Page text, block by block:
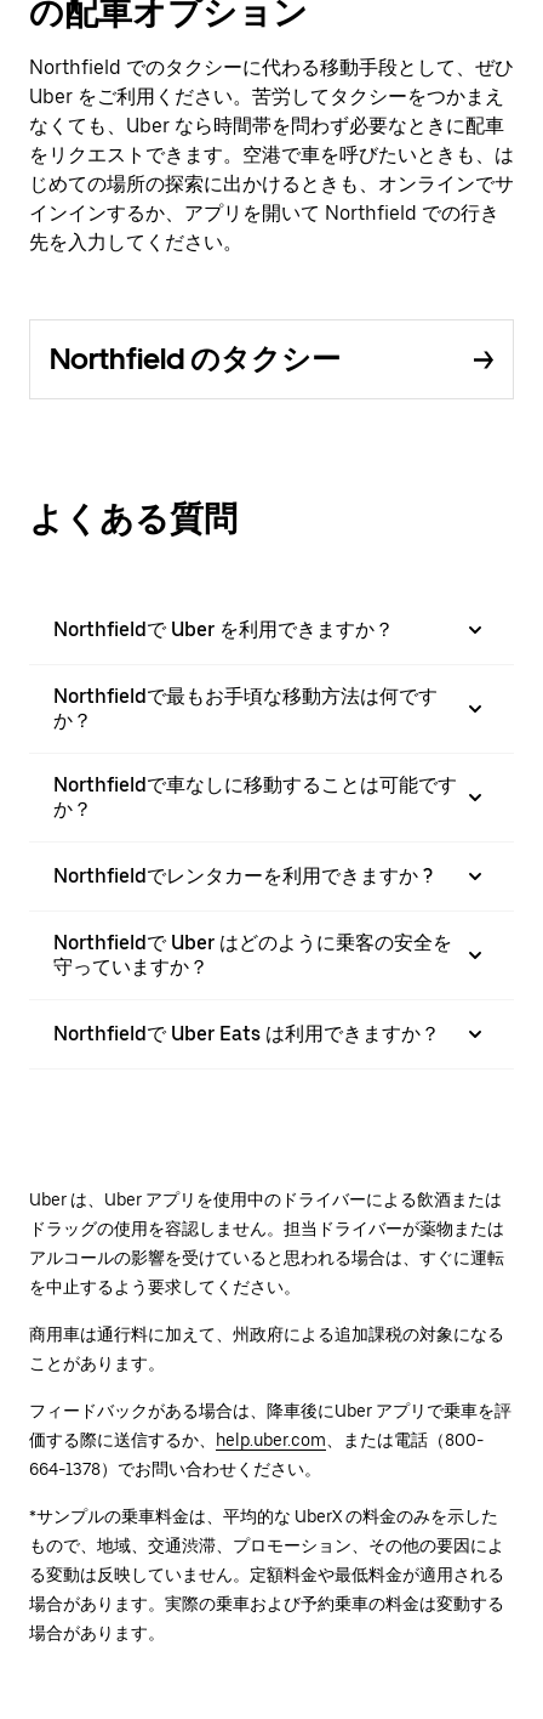
の配車オプション
Northfield でのタクシーに代わる移動手段として、ぜひ
Uber をご利用ください。苦労してタクシーをつかまえ
なくても、Uber なら時間帯を問わず必要なときに配車
をリクエストできます。空港で車を呼びたいときも、は
じめての場所の探索に出かけるときも、オンラインでサ
インインするか、アプリを開いて Northfield での行き
先を入力してください。
Northfield のタクシー
よくある質問
Northfieldで Uber を利用できますか？
Northfieldで最もお手頃な移動方法は何です
か？
Northfieldで車なしに移動することは可能です
か？
Northfieldでレンタカーを利用できますか ?
Northfieldで Uber はどのように乗客の安全を
守っていますか？
Northfieldで Uber Eats は利用できますか？
Uber は、Uber アプリを使用中のドライバーによる飲酒または
ドラッグの使用を容認しません。担当ドライバーが薬物または
アルコールの影響を受けていると思われる場合は、すぐに運転
を中止するよう要求してください。
商用車は通行料に加えて、州政府による追加課税の対象になる
ことがあります。
フィードバックがある場合は、降車後に⁠Uber アプリで乗車を評
価する際に送信するか、
help.uber.com 、または電話（800-
664-1378）でお問い合わせください。
*サンプルの乗車料金は、平均的な UberX の料金のみを示した
もので、地域、交通渋滞、プロモーション、その他の要因によ
る変動は反映していません。定額料金や最低料金が適用される
場合があります。実際の乗車および予約乗車の料金は変動する
場合があります。